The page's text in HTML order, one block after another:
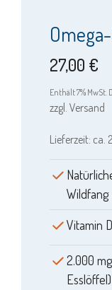
27,00 €
Enthält 7% MwSt.
zzgl. Versand
Lieferzeit: ca.
Wildfang
Vitamin
2.000
Esslöffel)
gewählt
werden